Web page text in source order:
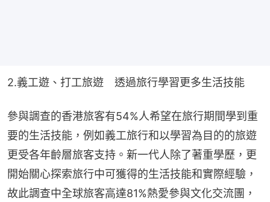
2.義工遊、打工旅遊　透過旅行學習更多生活技能
參與調查的香港旅客有54%人希望在旅行期間學到重
要的生活技能，例如義工旅行和以學習為目的的旅遊
更受各年齡層旅客支持。新一代人除了著重學歷，更
開始關心探索旅行中可獲得的生活技能和實際經驗，
故此調查中全球旅客高達81%熱愛參與文化交流團，